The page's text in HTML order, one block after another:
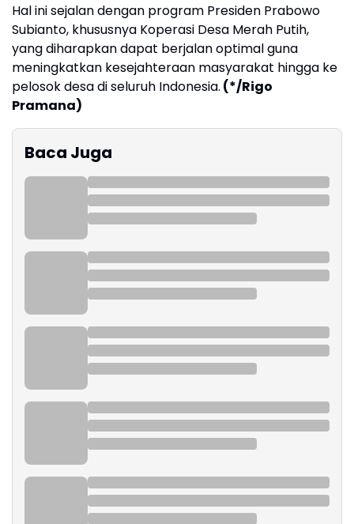
Hal ini sejalan dengan program Presiden Prabowo
Subianto, khususnya Koperasi Desa Merah Putih,
yang diharapkan dapat berjalan optimal guna
meningkatkan kesejahteraan masyarakat hingga ke
pelosok desa di seluruh Indonesia. (*/Rigo
Pramana)
Baca Juga